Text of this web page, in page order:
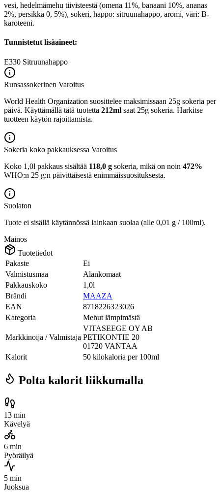
vesi, hedelmämehu tiivisteestä (omena 11%, banaani 10%, ananas
2%, persikka 0, 5%), sokeri, happo: sitruunahappo, aromi, väri: B-
karoteeni.
Tunnistetut lisäaineet:
E330 Sitruunahappo
Runsassokerinen Varoitus
World Health Organization suosittelee maksimissaan 25g sokeria per
päivä. Käyttämällä tätä tuotetta 212ml saat 25g sokeria. Harkitse
tuotteen käytön rajoittamista.
Sokeria koko pakkauksessa Varoitus
Koko 1,0l pakkaus sisältää 118,0 g sokeria, mikä on noin 472%
WHO:n 25 g:n päivittäisestä enimmäissuosituksesta.
Suolaton
Tuote ei sisällä käytännössä lainkaan suolaa (alle 0,01 g / 100ml).
Mainos
Tuotetiedot
Pakaste
Ei
Valmistusmaa
Alankomaat
Pakkauskoko
1,0l
Brändi
MAAZA
EAN
8718226323026
Kategoria
Mehut lämpimästä
Markkinoija / Valmistaja
VITASEEGE OY AB
PETIKONTIE 20
01720 VANTAA
Kalorit
50 kilokaloria per 100ml
Polta kalorit liikkumalla
13 min
Kävelyä
6 min
Pyöräilyä
5 min
Juoksua